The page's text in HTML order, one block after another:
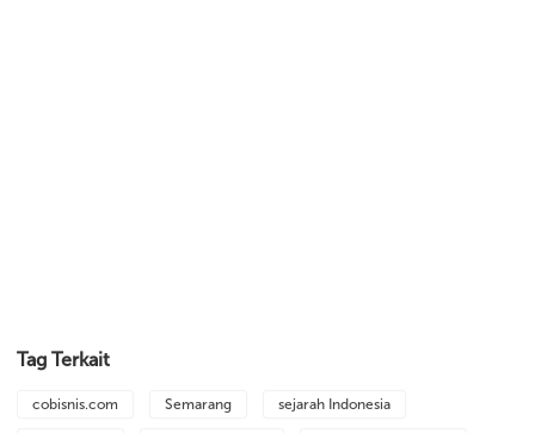
Tag Terkait
cobisnis.com Semarang sejarah Indonesia